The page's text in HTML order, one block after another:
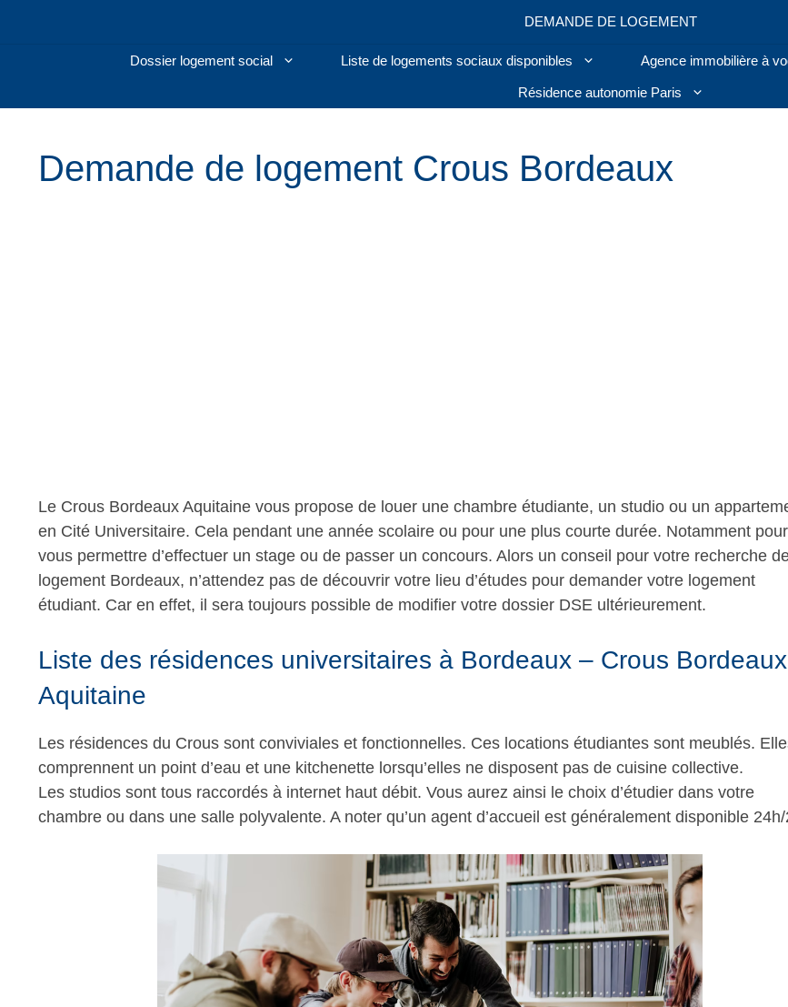
DEMANDE DE LOGEMENT
Dossier logement social Liste de logements sociaux disponibles Agence immobilière à
Résidence autonomie Paris
Demande de logement Crous Bordeaux
Le Crous Bordeaux Aquitaine vous propose de louer une chambre étudiante, un studio ou un
en Cité Universitaire. Cela pendant une année scolaire ou pour une plus courte durée. Notamment pour
vous permettre d’effectuer un stage ou de passer un concours. Alors un conseil pour votre recherche
logement Bordeaux, n’attendez pas de découvrir votre lieu d’études pour demander votre logement
étudiant. Car en effet, il sera toujours possible de modifier votre dossier DSE ultérieurement.
Liste des résidences universitaires à Bordeaux – Crous Bordeaux
Aquitaine
Les résidences du Crous sont conviviales et fonctionnelles. Ces locations étudiantes sont meublés.
comprennent un point d’eau et une kitchenette lorsqu’elles ne disposent pas de cuisine collective.
Les studios sont tous raccordés à internet haut débit. Vous aurez ainsi le choix d’étudier dans votre
chambre ou dans une salle polyvalente. A noter qu’un agent d’accueil est généralement disponible